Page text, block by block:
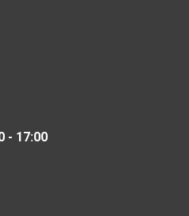
- 17:00